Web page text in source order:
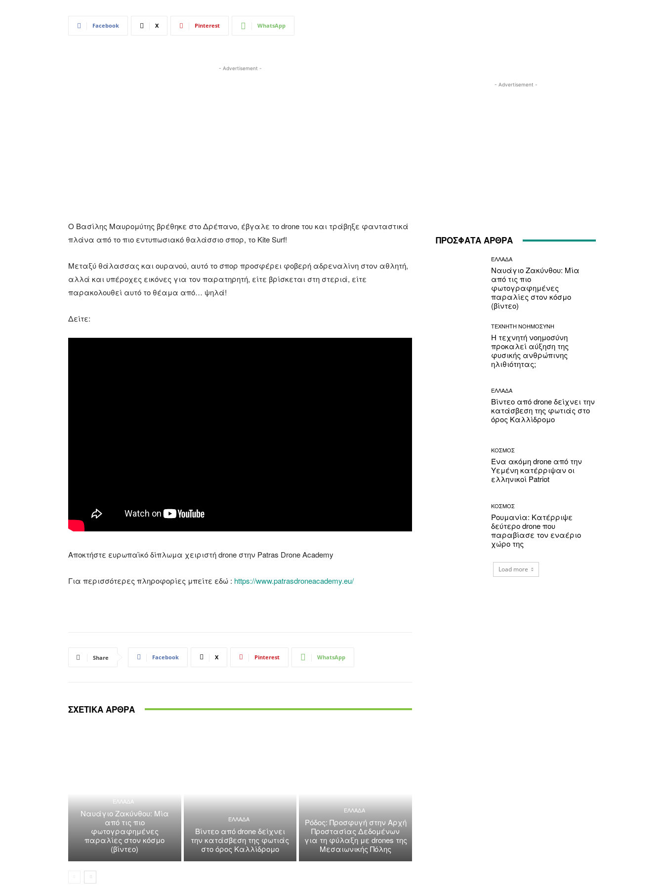
Facebook X Pinterest WhatsApp
- Advertisement -
Ο Βασίλης Μαυρομύτης βρέθηκε στο Δρέπανο, έβγαλε το drone του και τράβηξε φανταστικά
πλάνα από το πιο εντυπωσιακό θαλάσσιο σπορ, το Kite Surf!
Μεταξύ θάλασσας και ουρανού, αυτό το σπορ προσφέρει φοβερή αδρεναλίνη στον αθλητή,
αλλά και υπέροχες εικόνες για τον παρατηρητή, είτε βρίσκεται στη στεριά, είτε
παρακολουθεί αυτό το θέαμα από… ψηλά!
Δείτε:
Αποκτήστε ευρωπαϊκό δίπλωμα χειριστή drone στην Patras Drone Academy
Για περισσότερες πληροφορίες μπείτε εδώ : https://www.patrasdroneacademy.eu/
Share Facebook X Pinterest WhatsApp
ΣΧΕΤΙΚΑ ΑΡΘΡΑ
ΕΛΛΑΔΑ
Ναυάγιο Ζακύνθου: Μία
από τις πιο
φωτογραφημένες
παραλίες στον κόσμο
(βίντεο)
ΕΛΛΑΔΑ
Βίντεο από drone δείχνει
την κατάσβεση της φωτιάς
στο όρος Καλλίδρομο
ΕΛΛΑΔΑ
Ρόδος: Προσφυγή στην Αρχή
Προστασίας Δεδομένων
για τη φύλαξη με drones της
Μεσαιωνικής Πόλης
- Advertisement -
ΠΡΟΣΦΑΤΑ ΑΡΘΡΑ
ΕΛΛΑΔΑ
Ναυάγιο Ζακύνθου: Μία
από τις πιο
φωτογραφημένες
παραλίες στον κόσμο
(βίντεο)
ΤΕΧΝΗΤΗ ΝΟΗΜΟΣΥΝΗ
Η τεχνητή νοημοσύνη
προκαλεί αύξηση της
φυσικής ανθρώπινης
ηλιθιότητας;
ΕΛΛΑΔΑ
Βίντεο από drone δείχνει την
κατάσβεση της φωτιάς στο
όρος Καλλίδρομο
ΚΟΣΜΟΣ
Ένα ακόμη drone από την
Υεμένη κατέρριψαν οι
ελληνικοί Patriot
ΚΟΣΜΟΣ
Ρουμανία: Κατέρριψε
δεύτερο drone που
παραβίασε τον εναέριο
χώρο της
Load more